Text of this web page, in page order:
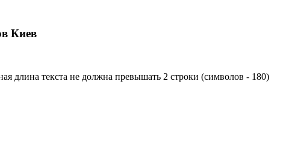
Киев
длина текста не должна превышать 2 строки (символов - 180)